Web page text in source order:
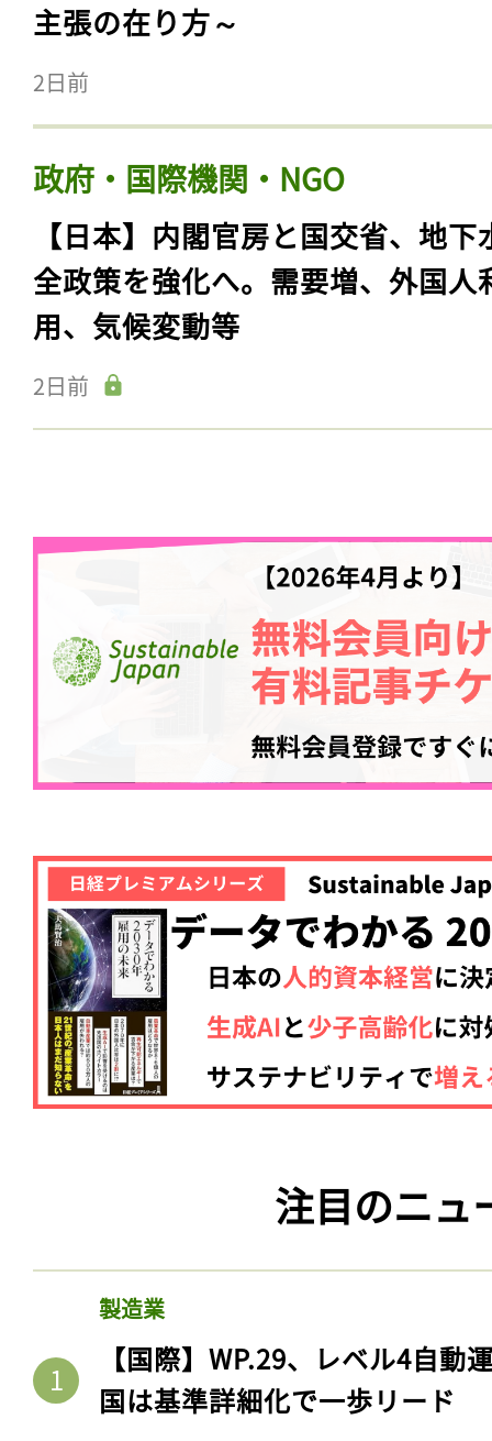
主張の在り方～
2日前
政府・国際機関・NGO
【日本】内閣官房と国交省、地下
全政策を強化へ。需要増、外国人
用、気候変動等
2日前
注目のニュ
製造業
【国際】WP.29、レベル4自動
国は基準詳細化で一歩リード